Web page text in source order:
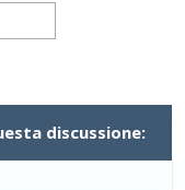
discussione: